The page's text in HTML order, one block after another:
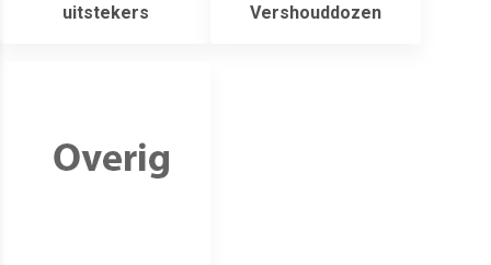
uitstekers Vershouddozen